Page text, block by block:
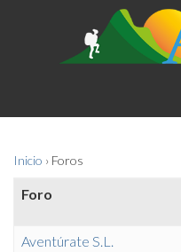
Inicio › Foros
Foro
Aventúrate S.L.